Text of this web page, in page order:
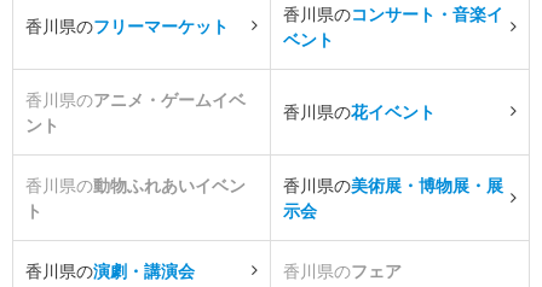
香川県のフリーマーケット
香川県のコンサート・音楽イ
ベント
香川県のアニメ・ゲームイベ
ント
香川県の花イベント
香川県の動物ふれあいイベン
ト
香川県の美術展・博物展・展
示会
香川県の演劇・講演会 香川県のフェア